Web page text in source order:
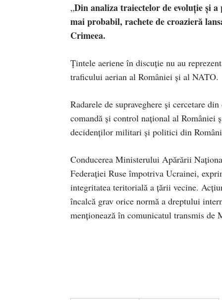
„Din analiza traiectelor de evoluţie şi
mai probabil, rachete de croazieră
Crimeea.
Țintele aeriene în discuție nu au
traficului aerian al României şi al NATO.
Radarele de supraveghere și cercetare
comandă şi control naţional al României
decidenţilor militari şi politici din
Conducerea Ministerului Apărării
Federației Ruse împotriva Ucrainei,
integritatea teritorială a țării vecine.
încalcă grav orice normă a dreptului
menționează în comunicatul transmis de